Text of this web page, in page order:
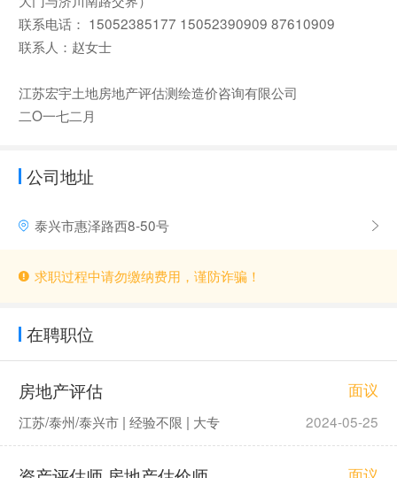
联系电话： 15052385177 15052390909 87610909
联系人：赵女士
江苏宏宇土地房地产评估测绘造价咨询有限公司
二O一七二月
公司地址
泰兴市惠泽路西8-50号
求职过程中请勿缴纳费用，谨防诈骗！
在聘职位
房地产评估 面议
江苏/泰州/泰兴市 | 经验不限 | 大专 2024-05-25